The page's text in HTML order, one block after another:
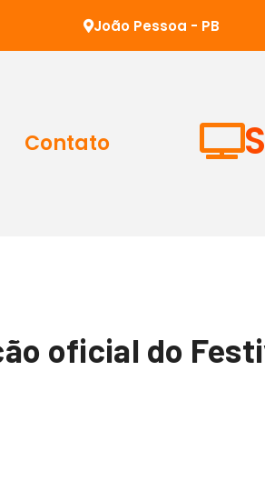
João Pessoa - PB
Contato
oficial do